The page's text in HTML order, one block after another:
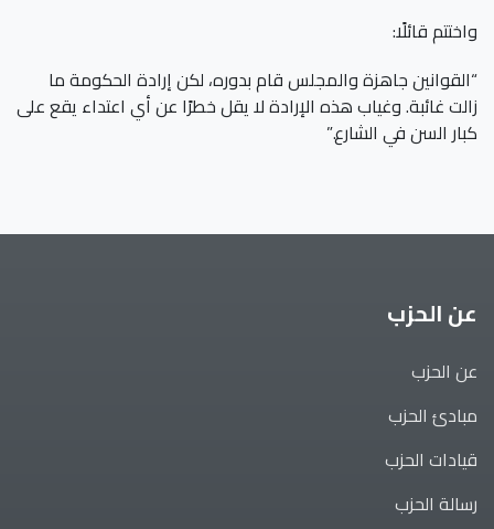
واختتم قائلًا:
“القوانين جاهزة والمجلس قام بدوره، لكن إرادة الحكومة ما
زالت غائبة. وغياب هذه الإرادة لا يقل خطرًا عن أي اعتداء يقع على
كبار السن في الشارع.”
عن الحزب
عن الحزب
مبادئ الحزب
قيادات الحزب
رسالة الحزب